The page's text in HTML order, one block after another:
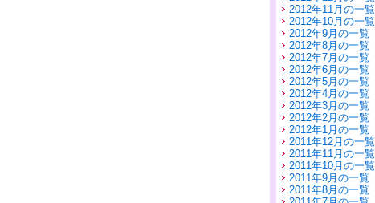
2012年11月の一覧
2012年10月の一覧
2012年9月の一覧
2012年8月の一覧
2012年7月の一覧
2012年6月の一覧
2012年5月の一覧
2012年4月の一覧
2012年3月の一覧
2012年2月の一覧
2012年1月の一覧
2011年12月の一覧
2011年11月の一覧
2011年10月の一覧
2011年9月の一覧
2011年8月の一覧